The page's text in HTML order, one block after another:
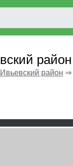
район
Ивьевский район ⇒